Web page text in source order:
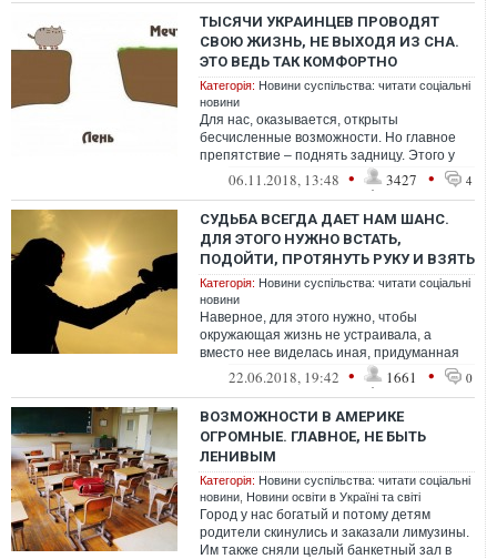
ТЫСЯЧИ УКРАИНЦЕВ ПРОВОДЯТ
СВОЮ ЖИЗНЬ, НЕ ВЫХОДЯ ИЗ СНА.
ЭТО ВЕДЬ ТАК КОМФОРТНО
Категорія: Новини суспільства: читати соціальні
новини
Для нас, оказывается, открыты
бесчисленные возможности. Но главное
препятствие – поднять задницу. Этого у
нас не любят
06.11.2018, 13:48 • 3427 • 4
СУДЬБА ВСЕГДА ДАЕТ НАМ ШАНС.
ДЛЯ ЭТОГО НУЖНО ВСТАТЬ,
ПОДОЙТИ, ПРОТЯНУТЬ РУКУ И ВЗЯТЬ
Категорія: Новини суспільства: читати соціальні
новини
Наверное, для этого нужно, чтобы
окружающая жизнь не устраивала, а
вместо нее виделась иная, придуманная
для самого себя. Иначе – почему бы не
22.06.2018, 19:42 • 1661 • 0
ВОЗМОЖНОСТИ В АМЕРИКЕ
ОГРОМНЫЕ. ГЛАВНОЕ, НЕ БЫТЬ
ЛЕНИВЫМ
Категорія: Новини суспільства: читати соціальні
новини Новини освіти в Україні та світі
Город у нас богатый и потому детям
родители скинулись и заказали лимузины.
Им также сняли целый банкетный зал в